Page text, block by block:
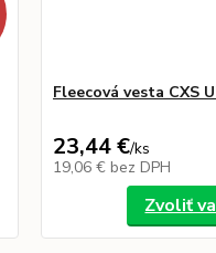
Fleecová vesta CXS
23,44 €/ks
19,06 € bez DPH
Zvoliť